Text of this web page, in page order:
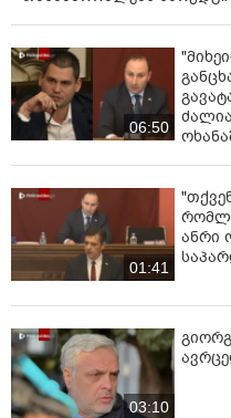
06:50
01:41
ანრი
03:10